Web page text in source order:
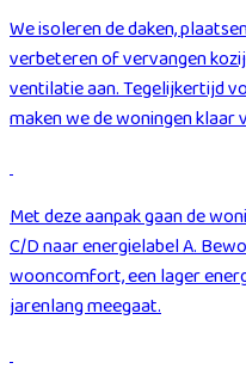
We isoleren de daken,
verbeteren of vervangen
ventilatie aan. Tegelijkertijd
maken we de woningen
Met deze aanpak gaan de
C/D naar energielabel A.
wooncomfort, een lager
jarenlang meegaat.